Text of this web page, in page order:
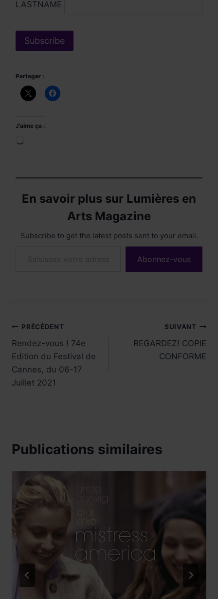
LASTNAME
Partager :
J’aime ça :
En savoir plus sur Lumières en
Arts Magazine
Subscribe to get the latest posts sent to your email.
Abonnez-vous
Navigation
de
l’article
PRÉCÉDENT
Rendez-vous ! 74e
Edition du Festival de
Cannes, du 06-17
Juillet 2021
SUIVANT
REGARDEZ! COPIE
CONFORME
Publications similaires